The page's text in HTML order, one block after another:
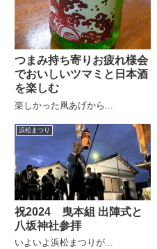
つまみ持ち寄りお疲れ様会
でおいしいツマミと日本酒
を楽しむ
楽しかった凧あげから...
浜松まつり
祝2024 曳本組 出陣式と
八坂神社参拝
いよいよ浜松まつりが...